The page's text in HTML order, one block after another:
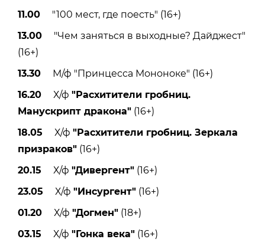
11.00 "100 мест, где поесть" (16+)
13.00 "Чем заняться в выходные? Дайджест"
(16+)
13.30 М/ф "Принцесса Мононоке" (16+)
16.20 Х/ф "Расхитители гробниц.
Манускрипт дракона" (16+)
18.05 Х/ф "Расхитители гробниц. Зеркала
призраков" (16+)
20.15 Х/ф "Дивергент" (16+)
23.05 Х/ф "Инсургент" (16+)
01.20 Х/ф "Догмен" (18+)
03.15 Х/ф "Гонка века" (16+)